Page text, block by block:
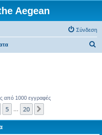
Aegean
Σύνδεση
από 1000 εγγραφές
5 20